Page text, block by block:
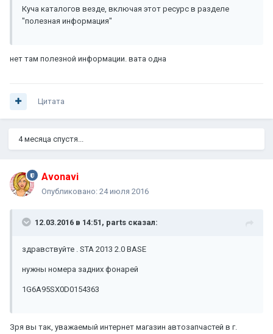
Куча каталогов везде, включая этот ресурс в разделе
"полезная информация"
нет там полезной информации. вата одна
Цитата
4 месяца спустя...
Avonavi
Опубликовано: 24 июля 2016
12.03.2016 в 14:51, parts сказал:
здравствуйте . STA 2013 2.0 BASE
нужны номера задних фонарей
1G6A95SX0D0154363
Зря вы так, уважаемый интернет магазин автозапчастей в г.